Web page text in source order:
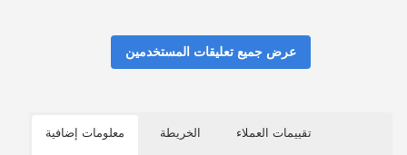
عرض جميع تعليقات المستخدمين
معلومات إضافية الخريطة تقييمات العملاء